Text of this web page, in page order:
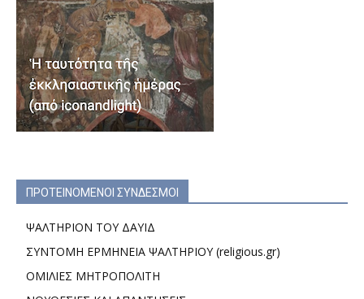
ΠΡΟΤΕΙΝΟΜΕΝΟΙ ΣΥΝΔΕΣΜΟΙ
ΨΑΛΤΗΡΙΟΝ ΤΟΥ ΔΑΥΙΔ
ΣΥΝΤΟΜΗ ΕΡΜΗΝΕΙΑ ΨΑΛΤΗΡΙΟΥ (religious.gr)
ΟΜΙΛΙΕΣ ΜΗΤΡΟΠΟΛΙΤΗ